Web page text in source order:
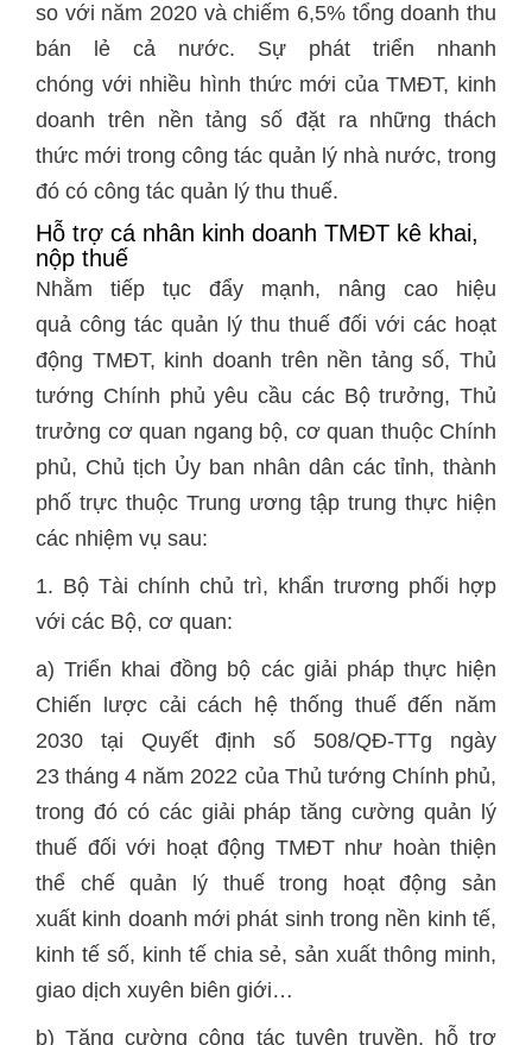
so với năm 2020 và chiếm 6,5% tổng doanh thu
bán lẻ cả nước. Sự phát triển nhanh
chóng với nhiều hình thức mới của TMĐT, kinh
doanh trên nền tảng số đặt ra những thách
thức mới trong công tác quản lý nhà nước, trong
đó có công tác quản lý thu thuế.
Hỗ trợ cá nhân kinh doanh TMĐT kê khai,
nộp thuế
Nhằm tiếp tục đẩy mạnh, nâng cao hiệu
quả công tác quản lý thu thuế đối với các hoạt
động TMĐT, kinh doanh trên nền tảng số, Thủ
tướng Chính phủ yêu cầu các Bộ trưởng, Thủ
trưởng cơ quan ngang bộ, cơ quan thuộc Chính
phủ, Chủ tịch Ủy ban nhân dân các tỉnh, thành
phố trực thuộc Trung ương tập trung thực hiện
các nhiệm vụ sau:
1. Bộ Tài chính chủ trì, khẩn trương phối hợp
với các Bộ, cơ quan:
a) Triển khai đồng bộ các giải pháp thực hiện
Chiến lược cải cách hệ thống thuế đến năm
2030 tại Quyết định số 508/QĐ-TTg ngày
23 tháng 4 năm 2022 của Thủ tướng Chính phủ,
trong đó có các giải pháp tăng cường quản lý
thuế đối với hoạt động TMĐT như hoàn thiện
thể chế quản lý thuế trong hoạt động sản
xuất kinh doanh mới phát sinh trong nền kinh tế,
kinh tế số, kinh tế chia sẻ, sản xuất thông minh,
giao dịch xuyên biên giới…
b) Tăng cường công tác tuyên truyền, hỗ trợ